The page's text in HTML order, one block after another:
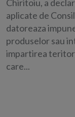
Chiritoiu, a
aplicate de
datoreaza
produselor sau
impartirea
care...